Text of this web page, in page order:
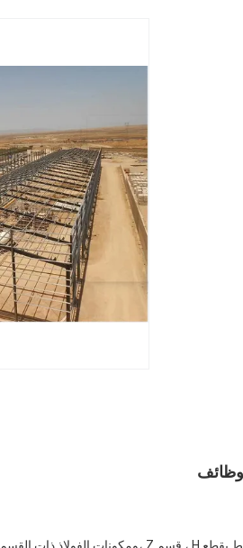
هيكل الصلب هو نوع جديد من نظام هيكل المبنى الذي يتكون من الإطار الصلب الرئيسي المرتبط بقطع H ، قسم Z ،ومكونات الفولاذ ذات القسم